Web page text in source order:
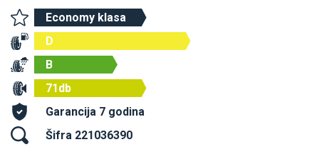
Economy klasa
D
B
71db
Garancija 7 godina
Šifra 221036390